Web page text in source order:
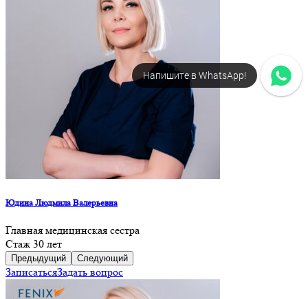
Юдина Людмила Валерьевна
Главная медицинская сестра
Стаж 30 лет
Предыдущий Следующий
ЗаписатьсяЗадать вопрос
Напишите в WhatsApp!